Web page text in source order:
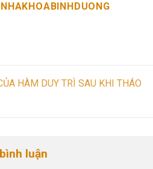
NHAKHOABINHDUONG
HÀM DUY TRÌ SAU KHI THÁO
luận